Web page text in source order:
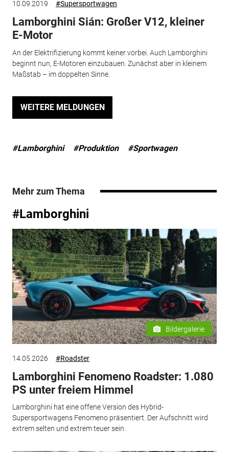
10.09.2019 #Supersportwagen
Lamborghini Sián: Großer V12, kleiner
E-Motor
An der Elektrifizierung kommt keiner vorbei. Auch Lamborghini
beginnt nun, E-Motoren einzubauen. Zunächst aber in kleinem
Maßstab – im doppelten Sinne.
WEITERE MELDUNGEN
#Lamborghini #Produktion #Sportwagen
Mehr zum Thema
#Lamborghini
Bildergalerie
14.05.2026 #Roadster
Lamborghini Fenomeno Roadster: 1.080
PS unter freiem Himmel
Lamborghini hat eine offene Version des Hybrid-
Supersportwagens Fenomeno präsentiert. Der Aufschnitt wird
extrem selten und extrem teuer sein.